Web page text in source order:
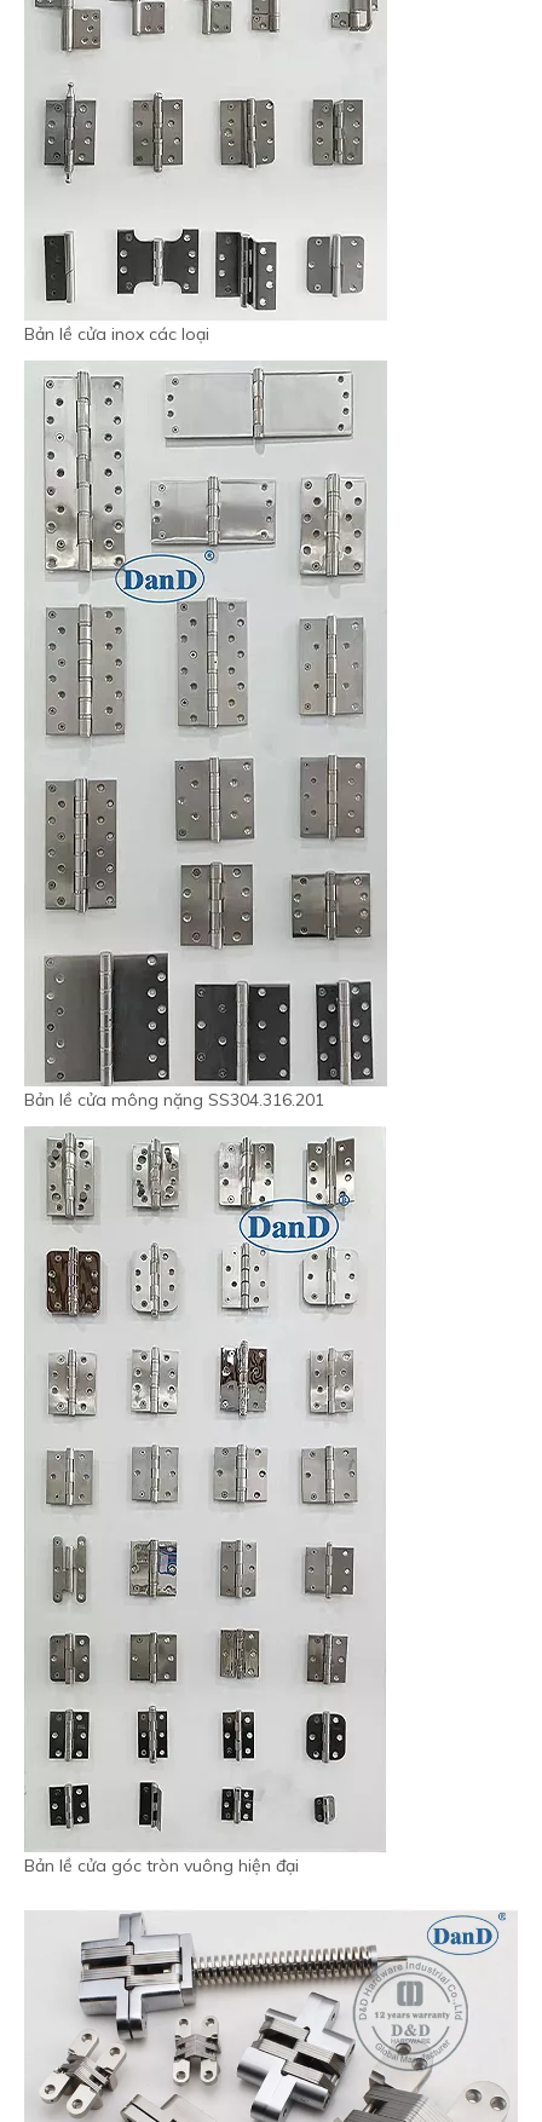
Bản lề cửa inox các loại
Bản lề cửa mông nặng SS304.316.201
Bản lề cửa góc tròn vuông hiện đại